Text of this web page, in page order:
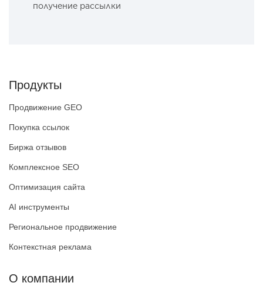
получение рассылки
Продукты
Продвижение GEO
Покупка ссылок
Биржа отзывов
Комплексное SEO
Оптимизация сайта
AI инструменты
Региональное продвижение
Контекстная реклама
О компании